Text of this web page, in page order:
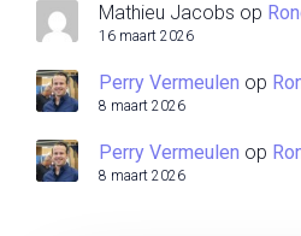
Mathieu Jacobs op
16 maart 2026
Perry Vermeulen op
8 maart 2026
Perry Vermeulen op
8 maart 2026